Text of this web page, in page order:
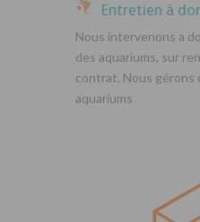
Entretien à
Nous intervenons a
des aquariums, sur
contrat. Nous gérons
aquariums